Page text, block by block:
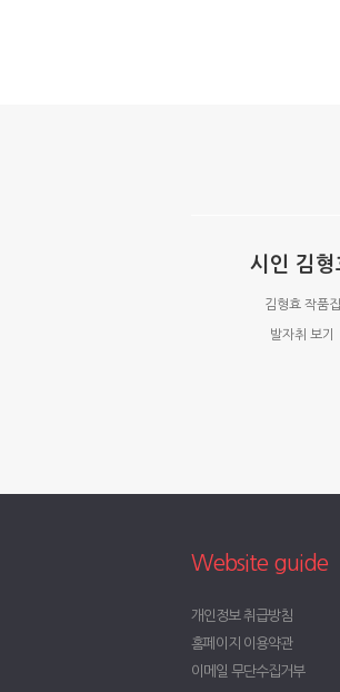
시인 김형
김형효 작품집
발자취 보기
Website guide
개인정보 취급방침
홈페이지 이용약관
이메일 무단수집거부